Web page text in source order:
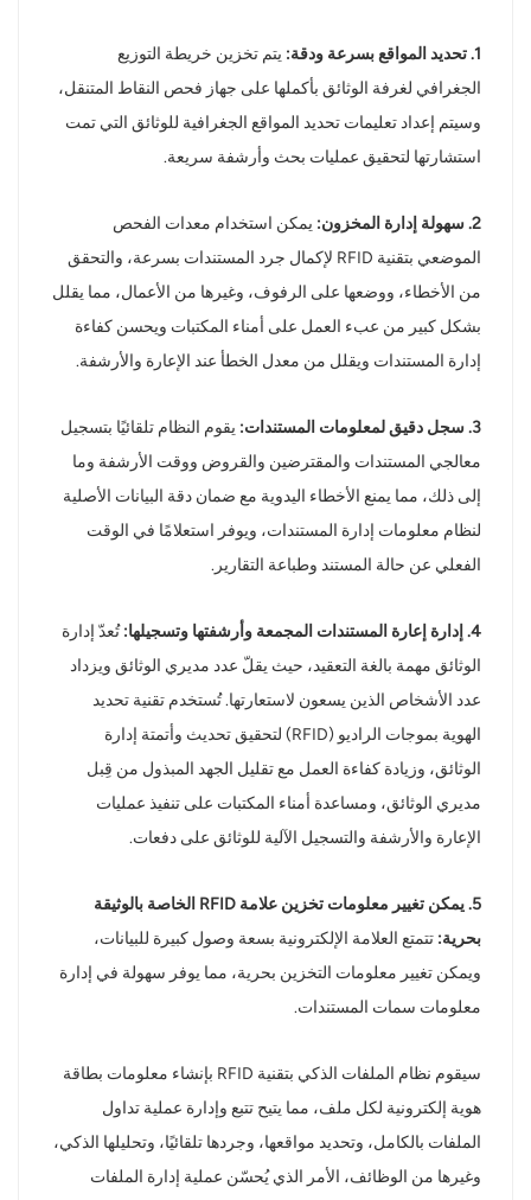
1. تحديد المواقع بسرعة ودقة:
يتم تخزين خريطة التوزيع
الجغرافي لغرفة الوثائق بأكملها على جهاز فحص النقاط المتنقل،
وسيتم إعداد تعليمات تحديد المواقع الجغرافية للوثائق التي تمت
استشارتها لتحقيق عمليات بحث وأرشفة سريعة.
2. سهولة إدارة المخزون:
يمكن استخدام معدات الفحص
الموضعي بتقنية RFID لإكمال جرد المستندات بسرعة، والتحقق
من الأخطاء، ووضعها على الرفوف، وغيرها من الأعمال، مما يقلل
بشكل كبير من عبء العمل على أمناء المكتبات ويحسن كفاءة
إدارة المستندات ويقلل من معدل الخطأ عند الإعارة والأرشفة.
3. سجل دقيق لمعلومات المستندات:
يقوم النظام تلقائيًا بتسجيل
معالجي المستندات والمقترضين والقروض ووقت الأرشفة وما
إلى ذلك، مما يمنع الأخطاء اليدوية مع ضمان دقة البيانات الأصلية
لنظام معلومات إدارة المستندات، ويوفر استعلامًا في الوقت
الفعلي عن حالة المستند وطباعة التقارير.
4. إدارة إعارة المستندات المجمعة وأرشفتها وتسجيلها:
تُعدّ إدارة
الوثائق مهمة بالغة التعقيد، حيث يقلّ عدد مديري الوثائق ويزداد
عدد الأشخاص الذين يسعون لاستعارتها. تُستخدم تقنية تحديد
الهوية بموجات الراديو (RFID) لتحقيق تحديث وأتمتة إدارة
الوثائق، وزيادة كفاءة العمل مع تقليل الجهد المبذول من قِبل
مديري الوثائق، ومساعدة أمناء المكتبات على تنفيذ عمليات
الإعارة والأرشفة والتسجيل الآلية للوثائق على دفعات.
5. يمكن تغيير معلومات تخزين علامة RFID الخاصة بالوثيقة
بحرية: تتمتع العلامة الإلكترونية بسعة وصول كبيرة للبيانات،
ويمكن تغيير معلومات التخزين بحرية، مما يوفر سهولة في إدارة
معلومات سمات المستندات.
سيقوم نظام الملفات الذكي بتقنية RFID بإنشاء معلومات بطاقة
هوية إلكترونية لكل ملف، مما يتيح تتبع وإدارة عملية تداول
الملفات بالكامل، وتحديد مواقعها، وجردها تلقائيًا، وتحليلها الذكي،
وغيرها من الوظائف، الأمر الذي يُحسّن عملية إدارة الملفات